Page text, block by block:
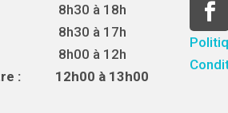
8h30 à 18h
8h30 à 17h
8h00 à 12h
:
12h00 à 13h00